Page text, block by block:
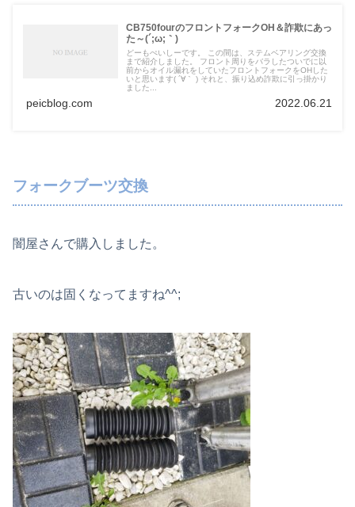
CB750fourのフロントフォークOH＆詐欺にあっ
た～(´;ω;｀)
どーもぺいしーです。 この間は、ステムベアリング交換
まで紹介しました。 フロント周りをバラしたついでに以
前からオイル漏れをしていたフロントフォークをOHした
いと思います( ´∀｀ ) それと、振り込め詐欺に引っ掛かり
ました...
peicblog.com 2022.06.21
フォークブーツ交換
闇屋さんで購入しました。
古いのは固くなってますね^^;